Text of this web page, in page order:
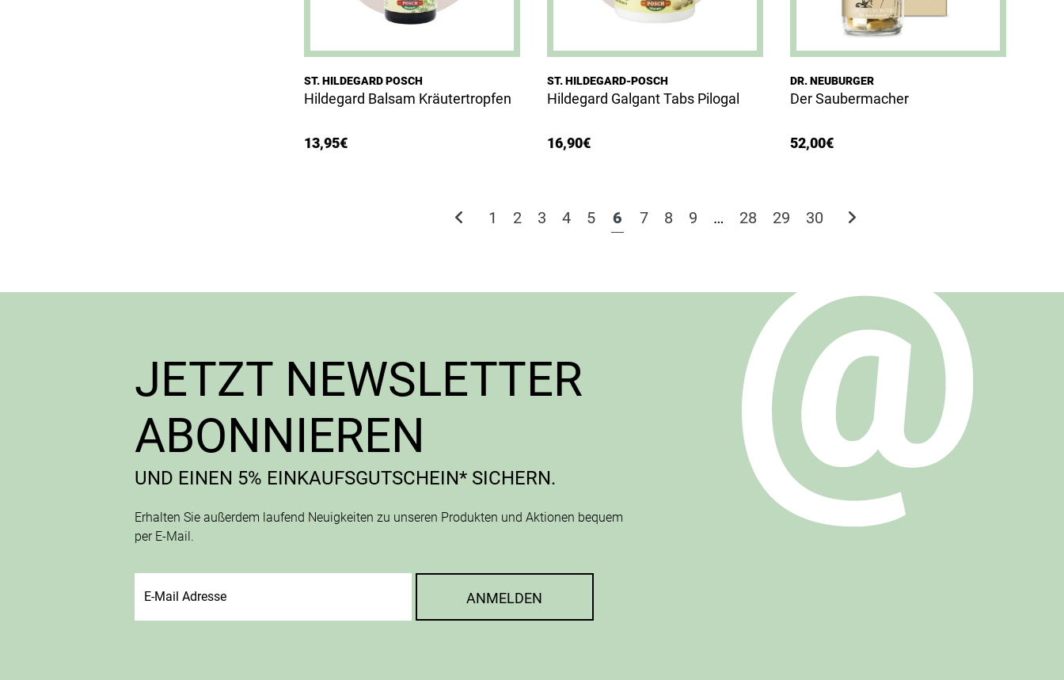
ST. HILDEGARD POSCH
Hildegard Balsam Kräutertropfen
13,95€
ST. HILDEGARD-POSCH
Hildegard Galgant Tabs Pilogal
16,90€
DR. NEUBURGER
Der Saubermacher
52,00€
1 2 3 4 5 6 7 8 9 … 28 29 30
JETZT NEWSLETTER
ABONNIEREN
UND EINEN 5% EINKAUFSGUTSCHEIN* SICHERN.
Erhalten Sie außerdem laufend Neuigkeiten zu unseren Produkten und Aktionen bequem
per E-Mail.
ANMELDEN